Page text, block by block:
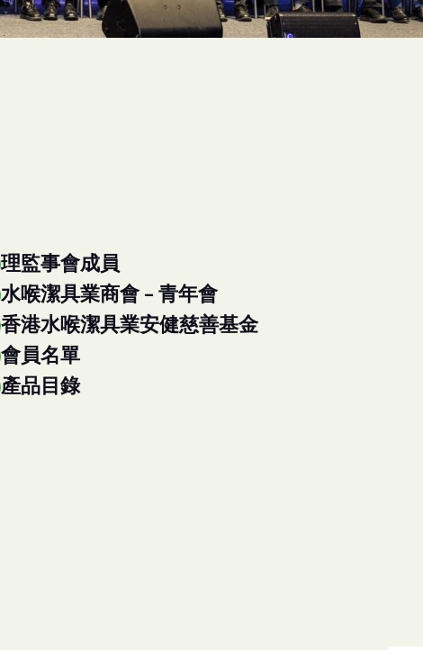
理監事會成員
水喉潔具業商會 - 青年會
香港水喉潔具業安健慈善基金
會員名單
產品目錄